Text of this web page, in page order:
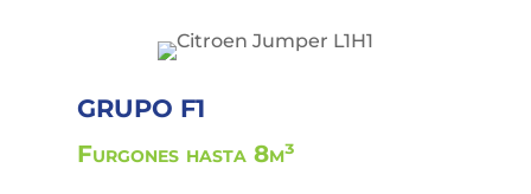
GRUPO F1
Furgones hasta 8m³